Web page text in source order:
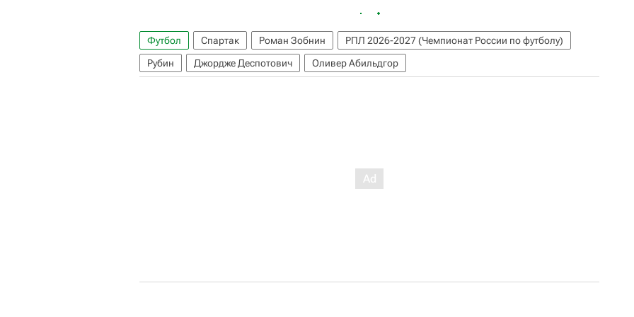
Футбол Спартак Роман Зобнин
РПЛ 2026-2027 (Чемпионат России по футболу)
Рубин
Джордже Деспотович Оливер Абильдгор